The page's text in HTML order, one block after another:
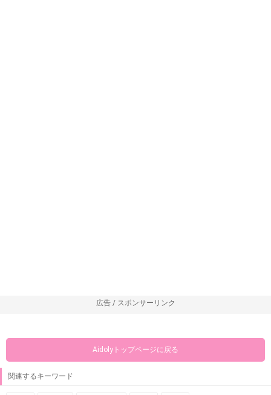
広告 / スポンサーリンク
Aidolyトップページに戻る
関連するキーワード